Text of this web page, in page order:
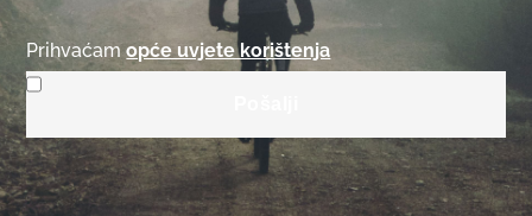
Prihvaćam opće uvjete korištenja